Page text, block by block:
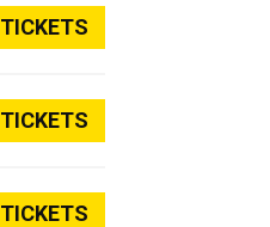
TICKETS
TICKETS
TICKETS